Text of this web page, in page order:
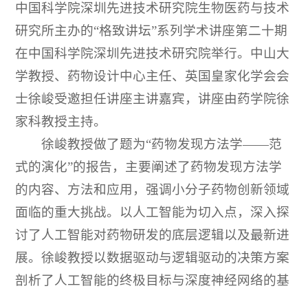
中国科学院深圳先进技术研究院生物医药与技术
研究所主办的“格致讲坛”系列学术讲座第二十期
在中国科学院深圳先进技术研究院举行。中山大
学教授、药物设计中心主任、英国皇家化学会会
士徐峻受邀担任讲座主讲嘉宾，讲座由药学院徐
家科教授主持。
徐峻教授做了题为“药物发现方法学——范
式的演化”的报告，主要阐述了药物发现方法学
的内容、方法和应用，强调小分子药物创新领域
面临的重大挑战。以人工智能为切入点，深入探
讨了人工智能对药物研发的底层逻辑以及最新进
展。徐峻教授以数据驱动与逻辑驱动的决策方案
剖析了人工智能的终极目标与深度神经网络的基